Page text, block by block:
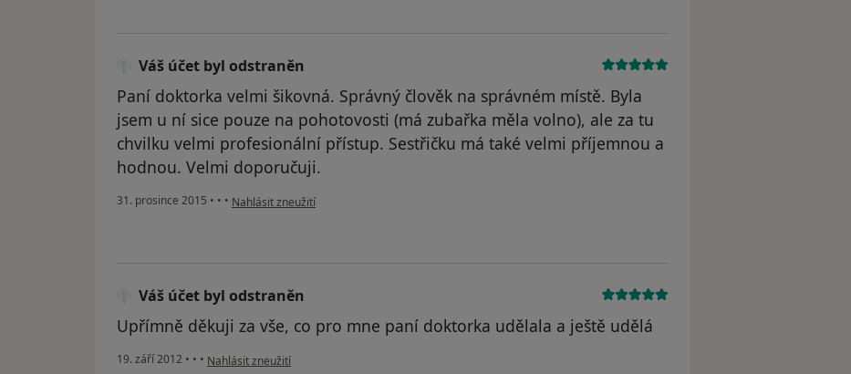
Váš účet byl odstraněn
Paní doktorka velmi šikovná. Správný člověk na správném místě. Byla
jsem u ní sice pouze na pohotovosti (má zubařka měla volno), ale za tu
chvilku velmi profesionální přístup. Sestřičku má také velmi příjemnou a
hodnou. Velmi doporučuji.
31. prosince 2015 • • • podle názoru uživatele Váš účet byl odstraněn
Nahlásit zneužití
Váš účet byl odstraněn
Upřímně děkuji za vše, co pro mne paní doktorka udělala a ještě udělá
19. září 2012 • • • podle názoru uživatele Váš účet byl odstraněn
Nahlásit zneužití